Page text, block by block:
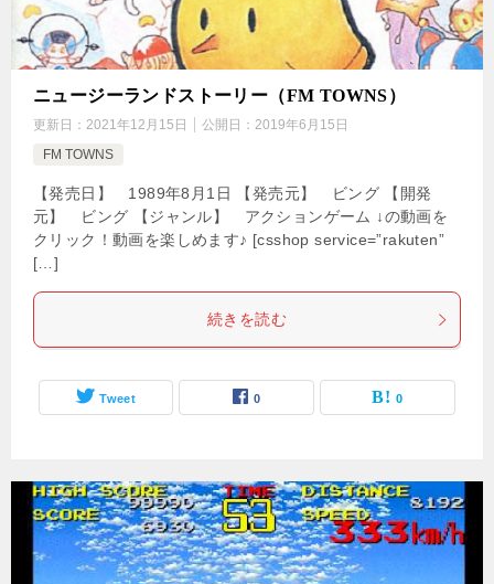
ニュージーランドストーリー（FM TOWNS）
更新日： 2021年12月15日 公開日： 2019年6月15日
FM TOWNS
【発売日】 1989年8月1日 【発売元】 ビング 【開発
元】 ビング 【ジャンル】 アクションゲーム ↓の動画を
クリック！動画を楽しめます♪ [csshop service=”rakuten”
[…]
続きを読む
Tweet 0 0